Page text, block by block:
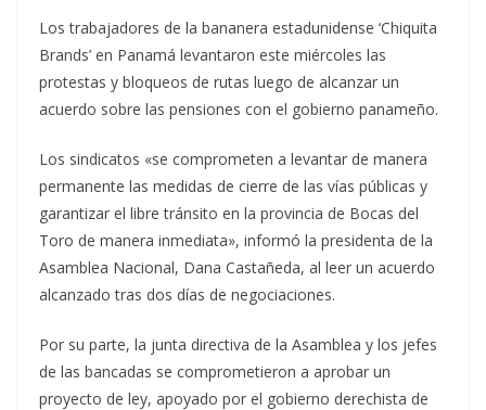
Los trabajadores de la bananera estadunidense ‘Chiquita
Brands’ en Panamá levantaron este miércoles las
protestas y bloqueos de rutas luego de alcanzar un
acuerdo sobre las pensiones con el gobierno panameño.
Los sindicatos «se comprometen a levantar de manera
permanente las medidas de cierre de las vías públicas y
garantizar el libre tránsito en la provincia de Bocas del
Toro de manera inmediata», informó la presidenta de la
Asamblea Nacional, Dana Castañeda, al leer un acuerdo
alcanzado tras dos días de negociaciones.
Por su parte, la junta directiva de la Asamblea y los jefes
de las bancadas se comprometieron a aprobar un
proyecto de ley, apoyado por el gobierno derechista de